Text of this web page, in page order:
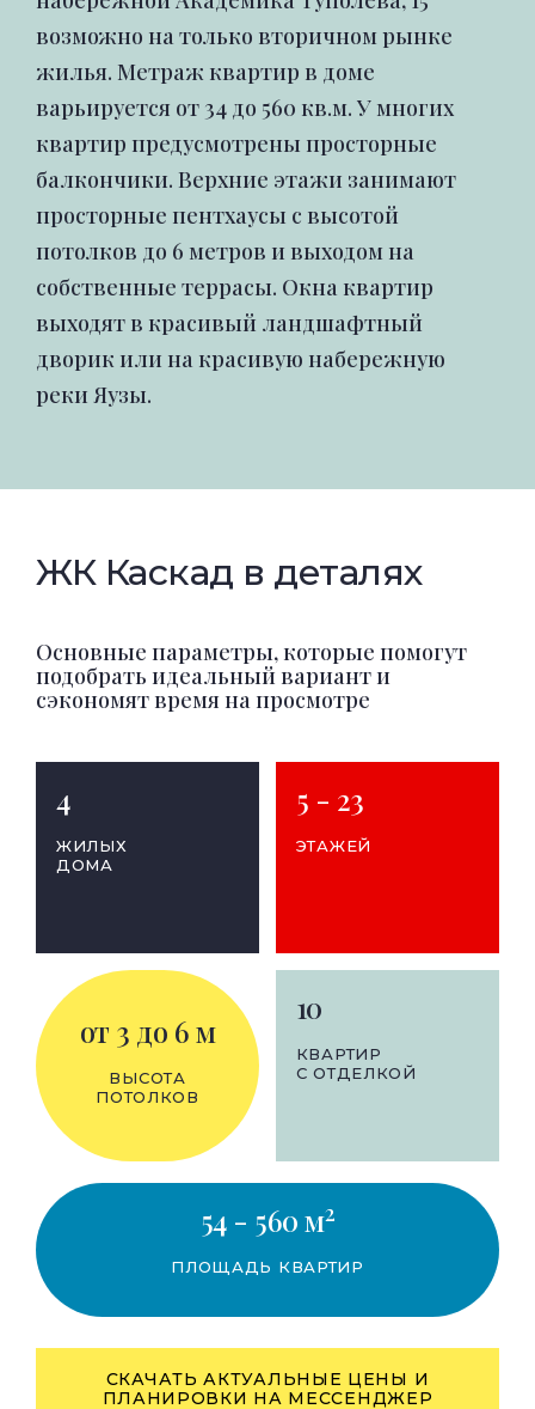
возможно на только вторичном рынке
жилья. Метраж квартир в доме
варьируется от 34 до 560 кв.м. У многих
квартир предусмотрены просторные
балкончики. Верхние этажи занимают
просторные пентхаусы с высотой
потолков до 6 метров и выходом на
собственные террасы. Окна квартир
выходят в красивый ландшафтный
дворик или на красивую набережную
реки Яузы.
ЖК Каскад в деталях
Основные параметры, которые помогут
подобрать идеальный вариант и
сэкономят время на просмотре
4
ЖИЛЫХ
ДОМА
5 - 23
ЭТАЖЕЙ
от 3 до 6 м
ВЫСОТА
ПОТОЛКОВ
10
КВАРТИР
С ОТДЕЛКОЙ
54 - 560 м2
ПЛОЩАДЬ КВАРТИР
СКАЧАТЬ АКТУАЛЬНЫЕ ЦЕНЫ И
ПЛАНИРОВКИ НА МЕССЕНДЖЕР